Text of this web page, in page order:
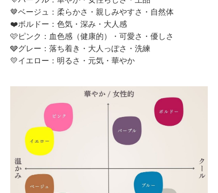
🤎ベージュ：柔らかさ・親しみやすさ・自然体
❤️ボルドー：色気・深み・大人感
🩷ピンク：血色感（健康的）・可愛さ・優しさ
🩶グレー：落ち着き・大人っぽさ・洗練
💛イエロー：明るさ・元気・華やか